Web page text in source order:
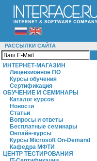
РАССЫЛКИ САЙТА
ИНТЕРНЕТ-МАГАЗИН
Лицензионное ПО
Курсы обучения
Сертификация
ОБУЧЕНИЕ И СЕМИНАРЫ
Каталог курсов
Новости
Статьи
Вопросы и ответы
Бесплатные семинары
Онлайн-курсы
Курсы Microsoft On-Demand
Кафедра МФТИ
ЦЕНТР ТЕСТИРОВАНИЯ